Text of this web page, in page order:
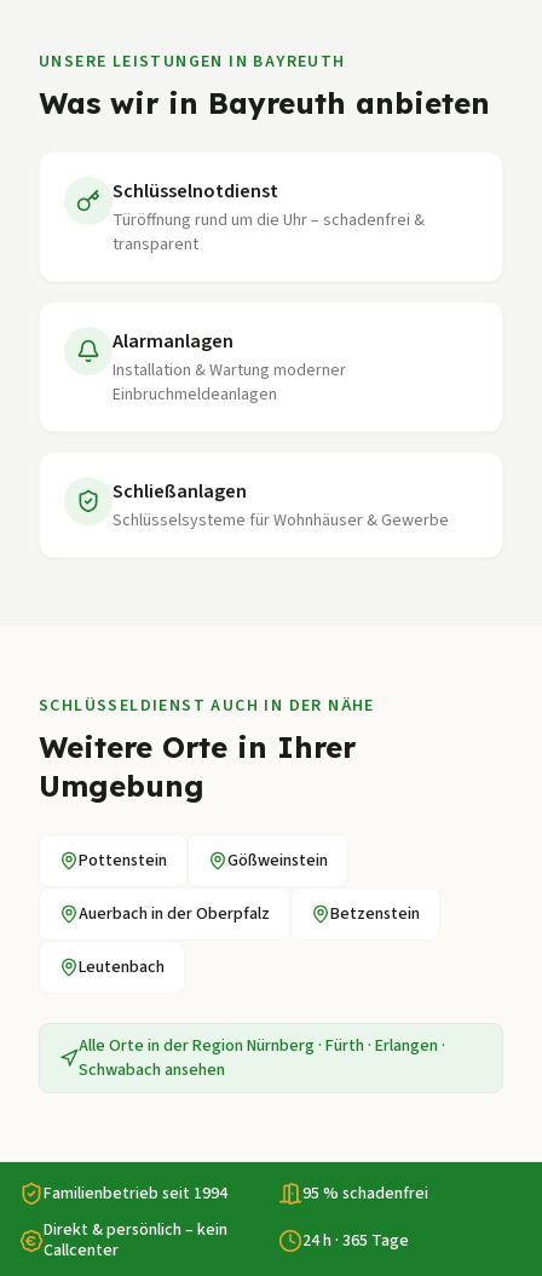
UNSERE LEISTUNGEN IN BAYREUTH
Was wir in Bayreuth anbieten
Schlüsselnotdienst
Türöffnung rund um die Uhr – schadenfrei &
transparent
Alarmanlagen
Installation & Wartung moderner
Einbruchmeldeanlagen
Schließanlagen
Schlüsselsysteme für Wohnhäuser & Gewerbe
SCHLÜSSELDIENST AUCH IN DER NÄHE
Weitere Orte in Ihrer
Umgebung
Pottenstein Gößweinstein
Auerbach in der Oberpfalz Betzenstein
Leutenbach
Alle Orte in der Region Nürnberg · Fürth · Erlangen ·
Schwabach ansehen
Familienbetrieb seit 1994
95 % schadenfrei
Direkt & persönlich – kein
Callcenter
24 h · 365 Tage